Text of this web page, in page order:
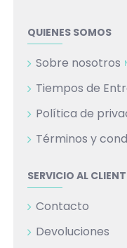
QUIENES SOMOS
Sobre nosotros
Tiempos de
Política de
Términos y
SERVICIO AL
Contacto
Devoluciones